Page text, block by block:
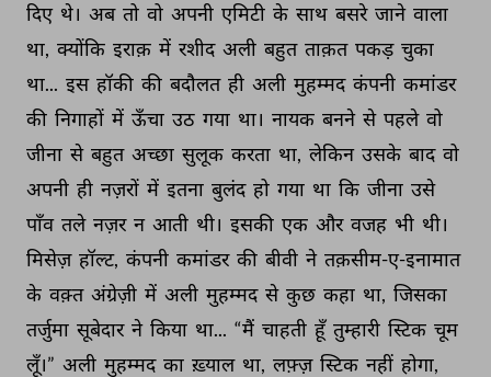
दिए थे। अब तो वो अपनी एमिटी के साथ बसरे जाने वाला
था, क्योंकि इराक़ में रशीद अली बहुत ताक़त पकड़ चुका
था... इस हॉकी की बदौलत ही अली मुहम्मद कंपनी कमांडर
की निगाहों में ऊँचा उठ गया था। नायक बनने से पहले वो
जीना से बहुत अच्छा सुलूक करता था, लेकिन उसके बाद वो
अपनी ही नज़रों में इतना बुलंद हो गया था कि जीना उसे
पाँव तले नज़र न आती थी। इसकी एक और वजह भी थी।
मिसेज़ हॉल्ट, कंपनी कमांडर की बीवी ने तक़सीम-ए-इनामात
के वक़्त अंग्रेज़ी में अली मुहम्मद से कुछ कहा था, जिसका
तर्जुमा सूबेदार ने किया था... “मैं चाहती हूँ तुम्हारी स्टिक चूम
लूँ।” अली मुहम्मद का ख़्याल था, लफ़्ज़ स्टिक नहीं होगा,